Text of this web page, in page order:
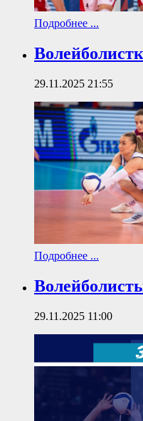
Подробнее ...
29.11.2025 21:55
Подробнее ...
29.11.2025 11:00